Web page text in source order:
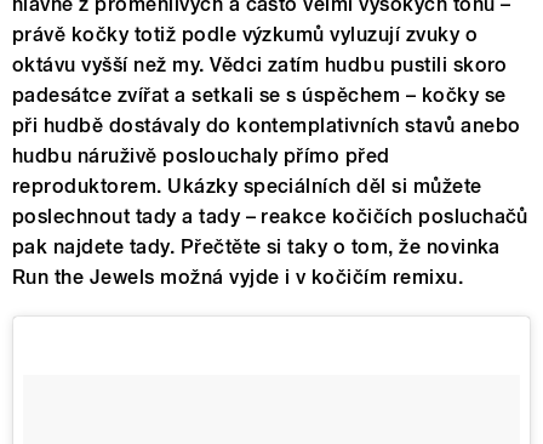
právě kočky totiž podle výzkumů vyluzují zvuky o
oktávu vyšší než my. Vědci zatím hudbu pustili skoro
padesátce zvířat a setkali se s úspěchem – kočky se
při hudbě dostávaly do kontemplativních stavů anebo
hudbu náruživě poslouchaly přímo před
reproduktorem. Ukázky speciálních děl si můžete
poslechnout tady a tady – reakce kočičích posluchačů
pak najdete tady. Přečtěte si taky o tom, že novinka
Run the Jewels možná vyjde i v kočičím remixu.